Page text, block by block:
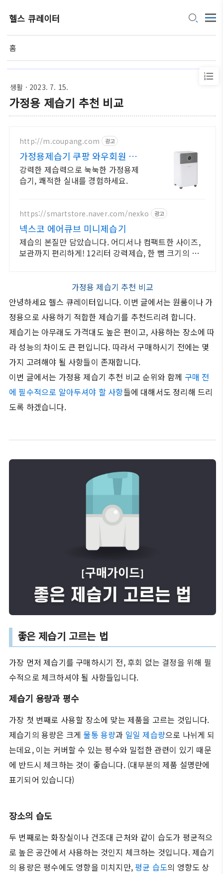
헬스 큐레이터
홈
생활 · 2023. 7. 15.
가정용 제습기 추천 비교
http://m.coupang.com 광고
가정용제습기 쿠팡 와우회원 무제
한 무료배송
강력한 제습력으로 눅눅한 가정용제
습기, 쾌적한 실내를 경험하세요.
https://smartstore.naver.com/nexko 광고
넥스코 에어큐브 미니제습기
제습의 본질만 담았습니다. 어디서나 컴팩트한 사이즈,
보관까지 편리하게! 12리터 강력제습, 한 뼘 크기의 슬
가정용 제습기 추천 비교
안녕하세요 헬스 큐레이터입니다. 이번 글에서는 원룸이나 가
정용으로 사용하기 적합한 제습기를 추천드리려 합니다.
제습기는 아무래도 가격대도 높은 편이고, 사용하는 장소에 따
라 성능의 차이도 큰 편입니다. 따라서 구매하시기 전에는 몇
가지 고려해야 될 사항들이 존재합니다.
이번 글에서는 가정용 제습기 추천 비교 순위와 함께 구매 전
에 필수적으로 알아두셔야 할 사항들에 대해서도 정리해 드리
도록 하겠습니다.
좋은 제습기 고르는 법
가장 먼저 제습기를 구매하시기 전, 후회 없는 결정을 위해 필
수적으로 체크하셔야 될 사항들입니다.
제습기 용량과 평수
가장 첫 번째로 사용할 장소에 맞는 제품을 고르는 것입니다.
제습기의 용량은 크게 물통 용량과 일일 제습량으로 나뉘게 되
는데요, 이는 커버할 수 있는 평수와 밀접한 관련이 있기 때문
에 반드시 체크하는 것이 좋습니다. (대부분의 제품 설명란에
표기되어 있습니다)
장소의 습도
두 번째로는 화장실이나 건조대 근처와 같이 습도가 평균적으
로 높은 공간에서 사용하는 것인지 체크하는 것입니다. 제습기
의 용량은 평수에도 영향을 미치지만, 평균 습도의 영향도 상